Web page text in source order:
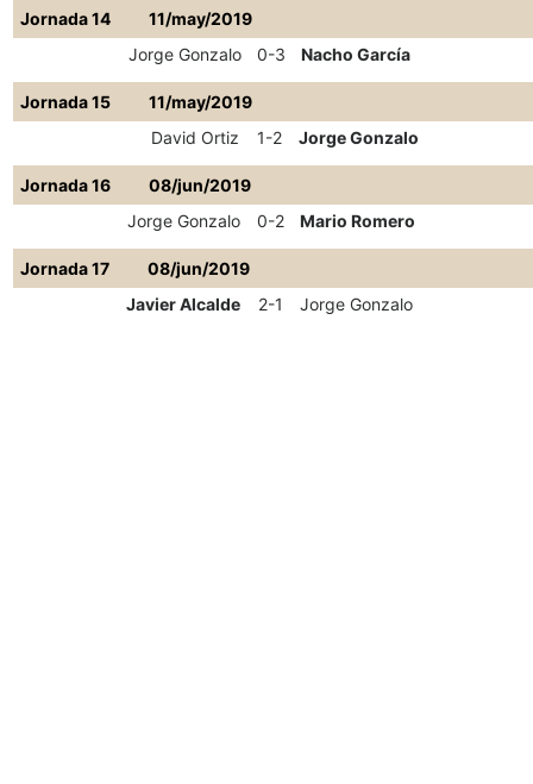
Jornada 14
11/may/2019
Jorge Gonzalo
0-3 Nacho García
Jornada 15
11/may/2019
David Ortiz
1-2 Jorge Gonzalo
Jornada 16
08/jun/2019
Jorge Gonzalo
0-2 Mario Romero
Jornada 17
08/jun/2019
Javier Alcalde
2-1 Jorge Gonzalo